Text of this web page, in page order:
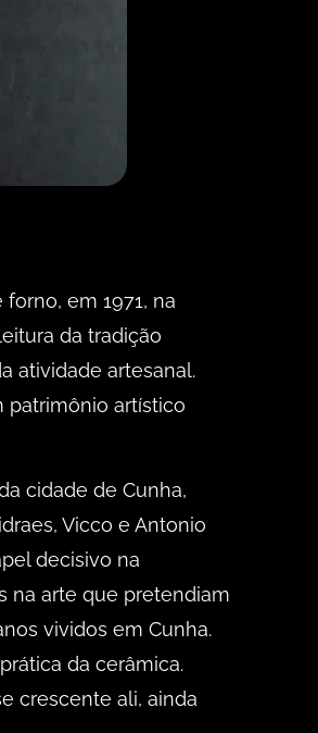
em 1971, na
da tradição
atividade artesanal.
patrimônio artístico
cidade de Cunha,
Vicco e Antonio
decisivo na
na arte que pretendiam
vividos em Cunha.
da cerâmica.
crescente ali, ainda